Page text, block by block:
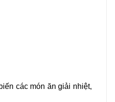
các món ăn giải nhiệt,